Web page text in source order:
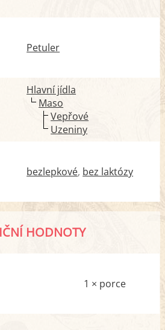
Petuler
Hlavní jídla
Maso
Vepřové
Uzeniny
bezlepkové bez laktózy
HODNOTY
1 × porce